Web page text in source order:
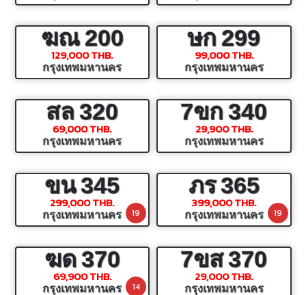
ฆณ200
129,000 THB.
กรุงเทพมหานคร
ษก299
99,000 THB.
กรุงเทพมหานคร
สล320
69,000 THB.
กรุงเทพมหานคร
7ขก340
29,900 THB.
กรุงเทพมหานคร
ขน345
299,000 THB.
กรุงเทพมหานคร 19
ภร365
399,000 THB.
กรุงเทพมหานคร 19
ฆด370
69,900 THB.
กรุงเทพมหานคร 14
7ขส370
29,000 THB.
กรุงเทพมหานคร